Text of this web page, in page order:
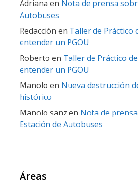
Adriana en Nota de prensa
Autobuses
Redacción en Taller de Práctico
entender un PGOU
Roberto en Taller de Práctico
entender un PGOU
Manolo en Nueva destrucción
histórico
Manolo sanz en Nota de
Estación de Autobuses
Áreas